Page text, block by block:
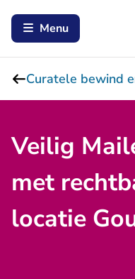
Menu
Curatele bewind
Veilig
met
locatie